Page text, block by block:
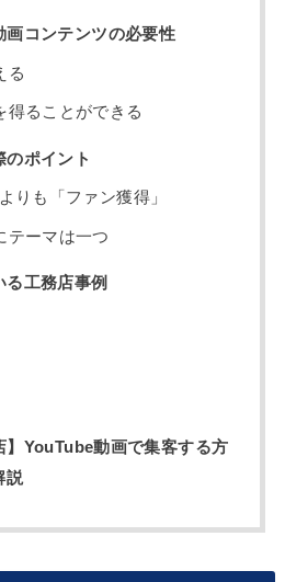
画コンテンツの必要性
る
得ることができる
のポイント
りも「ファン獲得」
テーマは一つ
工務店事例
】YouTube動画で集客する方
説